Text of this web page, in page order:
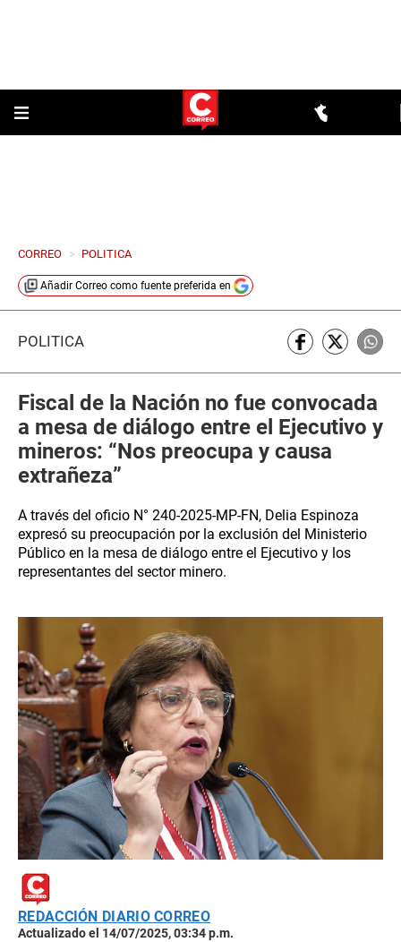
CORREO > POLITICA
Añadir Correo como fuente preferida en
POLÍTICA
Fiscal de la Nación no fue convocada
a mesa de diálogo entre el Ejecutivo y
mineros: “Nos preocupa y causa
extrañeza”
A través del oficio N° 240-2025-MP-FN, Delia Espinoza
expresó su preocupación por la exclusión del Ministerio
Público en la mesa de diálogo entre el Ejecutivo y los
representantes del sector minero.
REDACCIÓN DIARIO CORREO
Actualizado el 14/07/2025, 03:34 p.m.